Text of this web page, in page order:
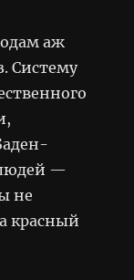
аж
Систему
людей —
не
красный